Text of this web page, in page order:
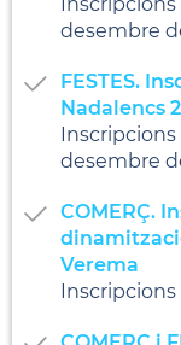
desembre
FESTES.
Nadalencs
Inscripcions
desembre
COMERÇ.
Verema
Inscripcions